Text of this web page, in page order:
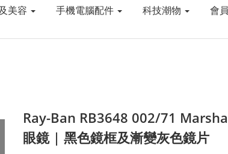
美容 手機電腦配件 科技潮物 會
Ray-Ban RB3648 002/71
眼鏡 | 黑色鏡框及漸變灰色鏡片